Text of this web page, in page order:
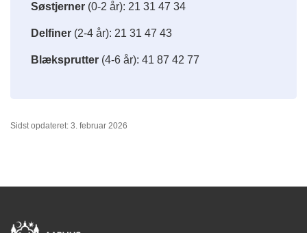
Søstjerner (0-2 år): 21 31 47 34
Delfiner (2-4 år): 21 31 47 43
Blæksprutter (4-6 år): 41 87 42 77
Sidst opdateret: 3. februar 2026